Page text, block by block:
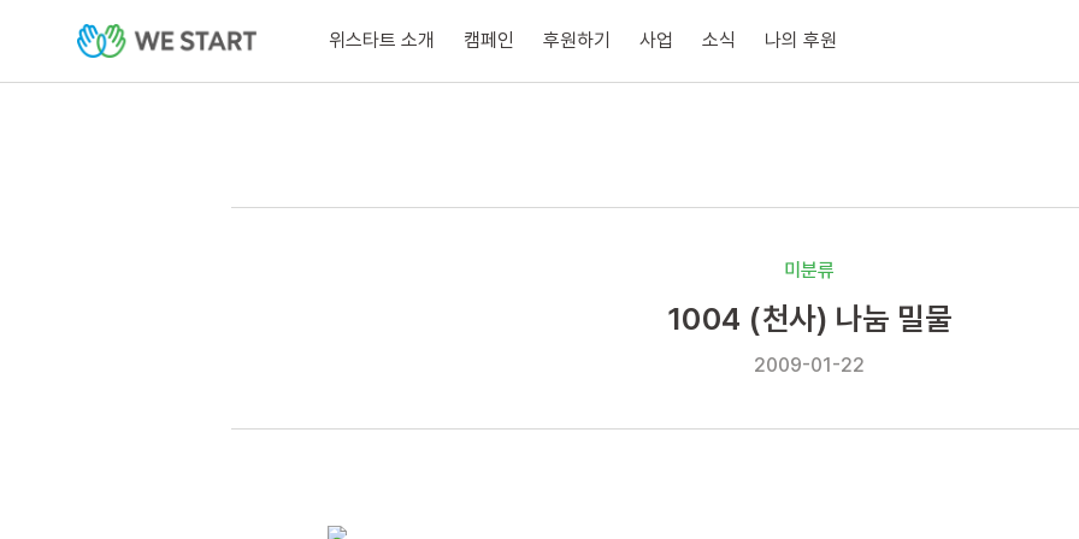
위스타트 소개 캠페인 후원하기 사업 소식 나의 후원
미분류
1004 (천사) 나눔 밀물
2009-01-22